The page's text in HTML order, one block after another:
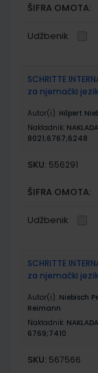
ŠIFRA OMOTA:
Udžbenik
SCHRITTE
za njemački jezik
Autor(i): Hilpert
Nakladnik:
8021;6767;6248
SKU: 556291
ŠIFRA OMOTA:
Udžbenik
SCHRITTE
za njemački jezik
Autor(i): Niebisch
Reimann
Nakladnik:
6769;7410
SKU: 567566